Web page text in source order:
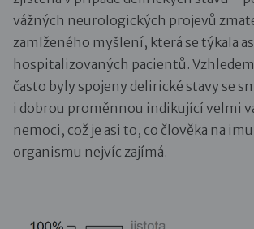
vážných neurologických projevů
zamlženého myšlení, která se týkala
hospitalizovaných pacientů.
často byly spojeny delirické stavy se
i dobrou proměnnou indikující velmi
nemoci, což je asi to, co člověka na
organismu nejvíc zajímá.